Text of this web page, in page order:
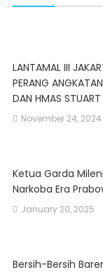
LANTAMAL III
PERANG
DAN HMAS
November 24, 2024
Ketua Garda
Narkoba Era
January 20, 2025
Bersih-Bersih